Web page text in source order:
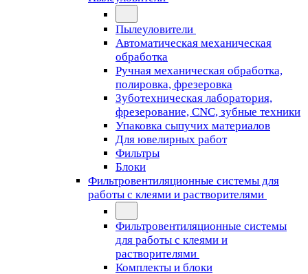
Пылеуловители
Автоматическая механическая
обработка
Ручная механическая обработка,
полировка, фрезеровка
Зуботехническая лаборатория,
фрезерование, CNC, зубные техники
Упаковка сыпучих материалов
Для ювелирных работ
Фильтры
Блоки
Фильтровентиляционные системы для
работы с клеями и растворителями
Фильтровентиляционные системы
для работы с клеями и
растворителями
Комплекты и блоки